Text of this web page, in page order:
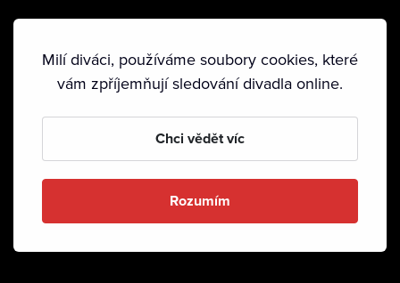
Milí diváci, používáme soubory cookies, které
vám zpříjemňují sledování divadla online.
Chci vědět víc
Rozumím